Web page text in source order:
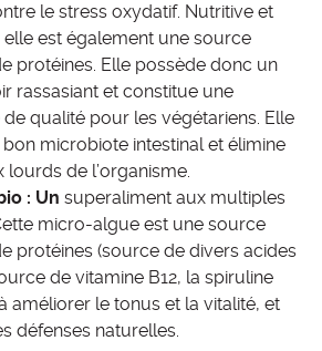
le stress oxydatif. Nutritive et
est également une source
protéines. Elle possède donc un
rassasiant et constitue une
qualité pour les végétariens. Elle
microbiote intestinal et élimine
lourds de l’organisme.
: Un superaliment aux multiples
micro-algue est une source
protéines (source de divers acides
de vitamine B12, la spiruline
améliorer le tonus et la vitalité, et
défenses naturelles.